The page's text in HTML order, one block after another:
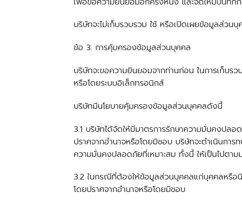
บริษัทจะไม่เก็บรวบรวม ใช้ หรือเปิดเผยข้อมูลส่ว
ข้อ 3. การคุ้มครองข้อมูลส่วนบุคคล
บริษัทจะขอความยินยอมจากท่านก่อน ในการเก็บร
หรือโดยระบบอิเล็กทรอนิกส์
บริษัทมีนโยบายคุ้มครองข้อมูลส่วนบุคคลดังนี้
3.1 บริษัทได้จัดให้มีมาตรการรักษาความมั่นคงปล
ปราศจากอำนาจหรือโดยมิชอบ บริษัทจะดำเนินการ
ความมั่นคงปลอดภัยที่เหมาะสม ทั้งนี้ ให้เป็นไปตา
3.2 ในกรณีที่ต้องให้ข้อมูลส่วนบุคคลแก่บุคคลหรือ
โดยปราศจากอำนาจหรือโดยมิชอบ